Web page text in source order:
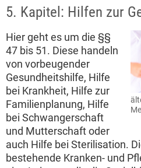
5. Kapitel: Hilfen zur
Hier geht es um die §§
47 bis 51. Diese handeln
von vorbeugender
Gesundheitshilfe, Hilfe
bei Krankheit, Hilfe zur
Familienplanung, Hilfe
bei Schwangerschaft
und Mutterschaft oder
auch Hilfe bei Sterilisation.
bestehende Kranken- und